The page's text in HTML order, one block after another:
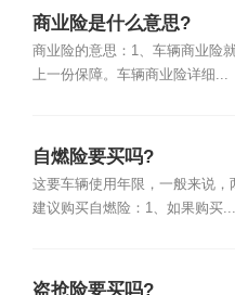
商业险是什么意思?
商业险的意思：1、车辆商业险
上一份保障。车辆商业险详细...
自燃险要买吗?
这要车辆使用年限，一般来说，
建议购买自燃险：1、如果购买...
盗抢险要买吗?